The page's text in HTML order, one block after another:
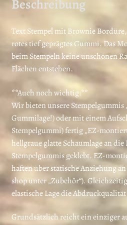
Beschreibung
Text Stempel mit Brownie
rotes tief geprägtes Gummi. Das
beim Stempeln keine unschönen
Flächen entstehen.
**Auch noch wichtig:**
Wir bieten unsere
Gummilage!) oder mit einem
Stempelgummi) fertig „EZ-
hellgraue glatte Schaumlage an die
Stempelgummis geklebt. EZ-
haften über statische Anziehung
shop unter „Zubehör“).
elastische Lage die
Grundsätzlich reicht ein einziger